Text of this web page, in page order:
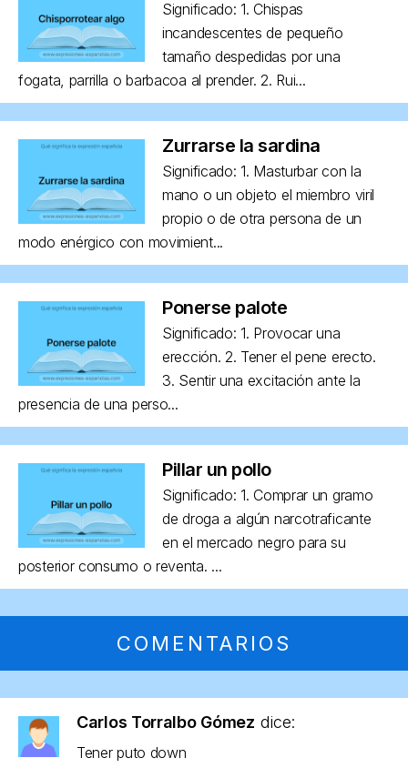
Significado: 1. Chispas
incandescentes de pequeño
tamaño despedidas por una
fogata, parrilla o barbacoa al prender. 2. Rui...
Zurrarse la sardina
Significado: 1. Masturbar con la
mano o un objeto el miembro viril
propio o de otra persona de un
modo enérgico con movimient...
Ponerse palote
Significado: 1. Provocar una
erección. 2. Tener el pene erecto.
3. Sentir una excitación ante la
presencia de una perso...
Pillar un pollo
Significado: 1. Comprar un gramo
de droga a algún narcotraficante
en el mercado negro para su
posterior consumo o reventa. ...
COMENTARIOS
Carlos Torralbo Gómez dice:
Tener puto down